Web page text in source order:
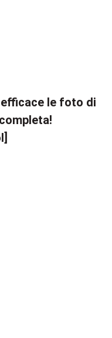
le foto di